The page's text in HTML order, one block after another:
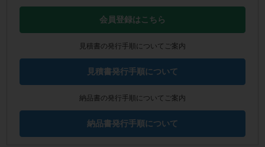
会員登録はこちら
見積書の発行手順についてご案内
見積書発行手順について
納品書の発行手順についてご案内
納品書発行手順について